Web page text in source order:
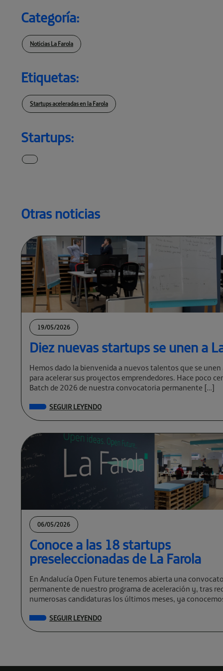
Categoría:
Noticias La Farola
Etiquetas:
Startups aceleradas en la Farola
Startups:
Otras noticias
19/05/2026
Diez nuevas startups se unen a
Hemos dado la bienvenida a nuevos talentos que se unen
para acelerar sus proyectos emprendedores. Hace poco
Batch de 2026 de nuestra convocatoria permanente […]
SEGUIR LEYENDO
06/05/2026
Conoce a las 18 startups
preseleccionadas de La Farola
En Andalucía Open Future tenemos abierta una
permanente de nuestro programa de aceleración y, tras
numerosas candidaturas los últimos meses, ya
SEGUIR LEYENDO